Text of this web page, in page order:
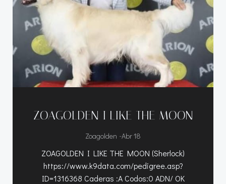
ZOAGOLDEN I LIKE THE MOON
Zoagolden -Abr 18
ZOAGOLDEN I LIKE THE MOON (Sherlock)
https://www.k9data.com/pedigree.asp?
ID=1316368 Caderas :A Codos:0 ADN/ OK